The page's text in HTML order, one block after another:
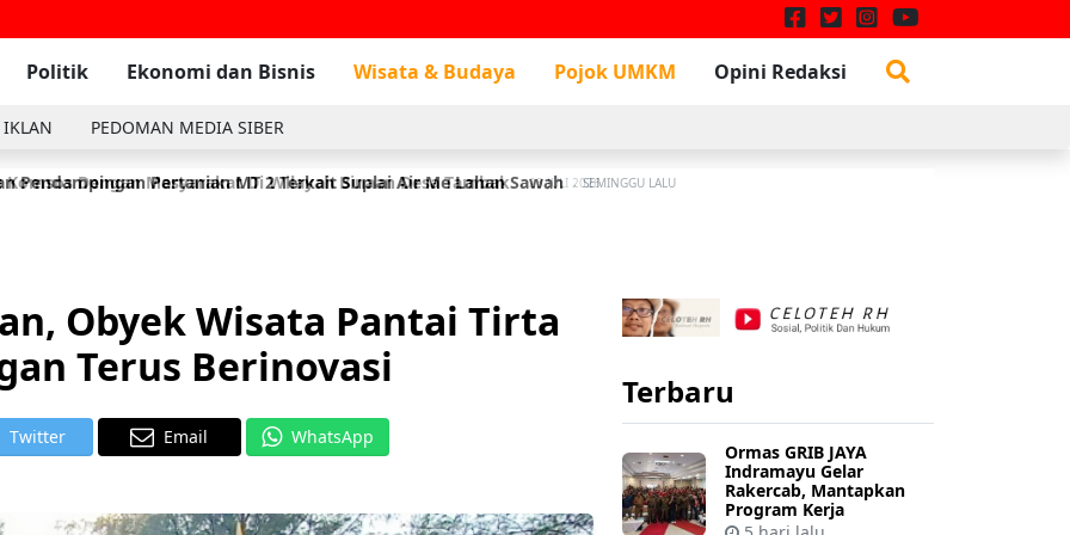
Politik Ekonomi dan Bisnis Wisata & Budaya Pojok UMKM Opini Redaksi
PEDOMAN MEDIA SIBER
Pendampingan Pertanian MT 2 Terkait Suplai Air Me Lahan Sawah SEMINGGU LALU
Dengan Masyarakat Di Wilayah Binaan Desa Tambak 23 JULI 2026
Obyek Wisata Pantai Tirta
Terus Berinovasi
Twitter Email WhatsApp
Terbaru
Ormas GRIB JAYA
Indramayu Gelar
Rakercab, Mantapkan
Program Kerja